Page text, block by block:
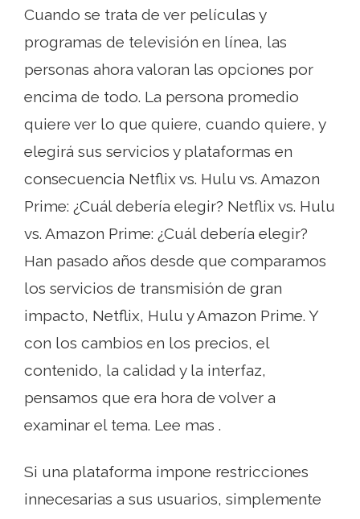
Cuando se trata de ver películas y
programas de televisión en línea, las
personas ahora valoran las opciones por
encima de todo. La persona promedio
quiere ver lo que quiere, cuando quiere, y
elegirá sus servicios y plataformas en
consecuencia Netflix vs. Hulu vs. Amazon
Prime: ¿Cuál debería elegir? Netflix vs. Hulu
vs. Amazon Prime: ¿Cuál debería elegir?
Han pasado años desde que comparamos
los servicios de transmisión de gran
impacto, Netflix, Hulu y Amazon Prime. Y
con los cambios en los precios, el
contenido, la calidad y la interfaz,
pensamos que era hora de volver a
examinar el tema. Lee mas .
Si una plataforma impone restricciones
innecesarias a sus usuarios, simplemente